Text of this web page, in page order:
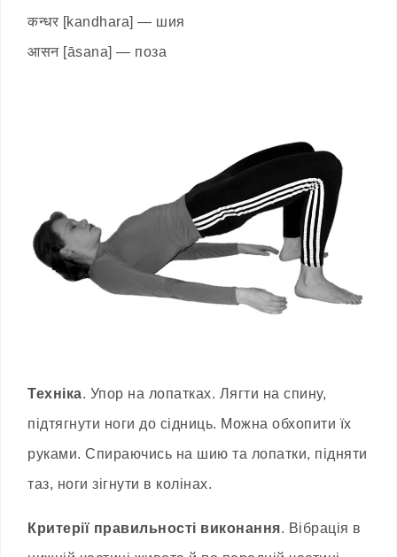
कन्धर [kandhara] — шия
आसन [āsana] — поза
Техніка. Упор на лопатках. Лягти на спину,
підтягнути ноги до сідниць. Можна обхопити їх
руками. Спираючись на шию та лопатки, підняти
таз, ноги зігнути в колінах.
Критерії правильності виконання. Вібрація в